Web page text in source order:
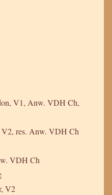
V1, Anw. VDH Ch,
V2, res. Anw. VDH Ch
VDH Ch
V2